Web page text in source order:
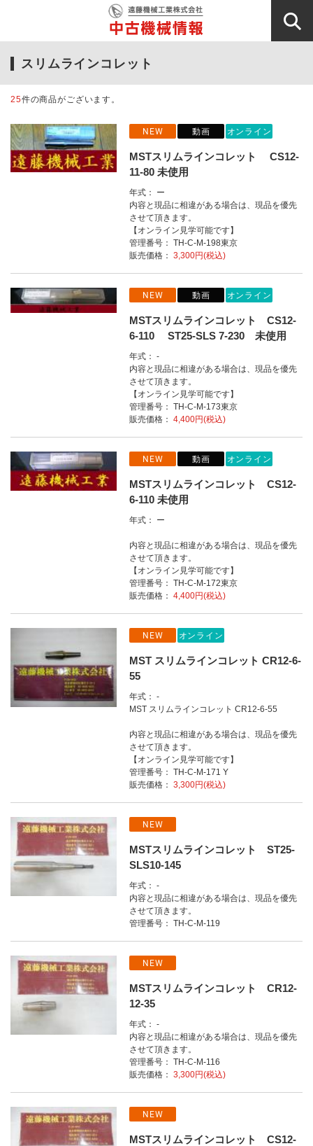
スリムラインコレット
25件の商品がございます。
NEW 動画 オンライン
MSTスリムラインコレット CS12-
11-80 未使用
年式： ー
内容と現品に相違がある場合は、現品を優先
させて頂きます。
【オンライン見学可能です】
管理番号： TH-C-M-198東京
販売価格：3,300円(税込)
NEW 動画 オンライン
MSTスリムラインコレット CS12-
6-110 ST25-SLS 7-230 未使用
年式： -
内容と現品に相違がある場合は、現品を優先
させて頂きます。
【オンライン見学可能です】
管理番号： TH-C-M-173東京
販売価格：4,400円(税込)
NEW 動画 オンライン
MSTスリムラインコレット CS12-
6-110 未使用
年式： ー
内容と現品に相違がある場合は、現品を優先
させて頂きます。
【オンライン見学可能です】
管理番号： TH-C-M-172東京
販売価格：4,400円(税込)
NEW オンライン
MST スリムラインコレット CR12-6-
55
年式： -
MST スリムラインコレット CR12-6-55
内容と現品に相違がある場合は、現品を優先
させて頂きます。
【オンライン見学可能です】
管理番号： TH-C-M-171 Y
販売価格：3,300円(税込)
NEW
MSTスリムラインコレット ST25-
SLS10-145
年式： -
内容と現品に相違がある場合は、現品を優先
させて頂きます。
管理番号： TH-C-M-119
NEW
MSTスリムラインコレット CR12-
12-35
年式： -
内容と現品に相違がある場合は、現品を優先
させて頂きます。
管理番号： TH-C-M-116
販売価格：3,300円(税込)
NEW
MSTスリムラインコレット CS12-